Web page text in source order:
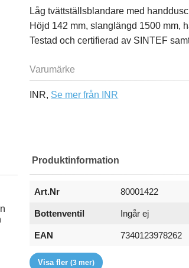
Låg tvättställsblandare med
Höjd 142 mm, slanglängd 1500 mm,
Testad och certifierad av SINTEF
Varumärke
INR, Se mer från INR
Produktinformation
Art.Nr 80001422
Bottenventil Ingår ej
EAN
7340123978262
Passar till
Serie
Varumärke
Visa fler(3 mer)